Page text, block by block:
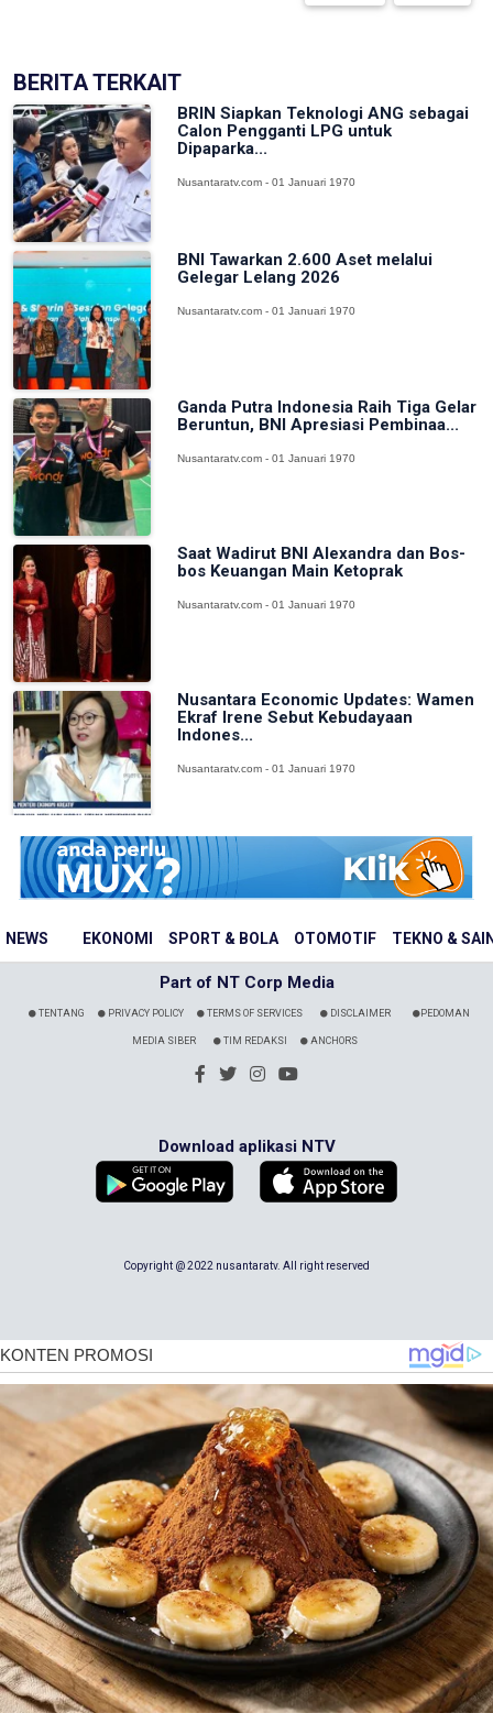
NEWS EKONOMI SPORT & BOLA OTOMOTIF TEKNO &
BERITA TERKAIT
BRIN Siapkan Teknologi ANG sebagai
Calon Pengganti LPG untuk
Dipaparka...
Nusantaratv.com - 01 Januari 1970
BNI Tawarkan 2.600 Aset melalui
Gelegar Lelang 2026
Nusantaratv.com - 01 Januari 1970
Ganda Putra Indonesia Raih Tiga Gelar
Beruntun, BNI Apresiasi Pembinaa...
Nusantaratv.com - 01 Januari 1970
Saat Wadirut BNI Alexandra dan Bos-
bos Keuangan Main Ketoprak
Nusantaratv.com - 01 Januari 1970
Nusantara Economic Updates: Wamen
Ekraf Irene Sebut Kebudayaan
Indones...
Nusantaratv.com - 01 Januari 1970
Part of NT Corp Media
TENTANG PRIVACY POLICY TERMS OF SERVICES DISCLAIMER PEDOMAN
MEDIA SIBER TIM REDAKSI ANCHORS
Download aplikasi NTV
Copyright @ 2022 nusantaratv. All right reserved